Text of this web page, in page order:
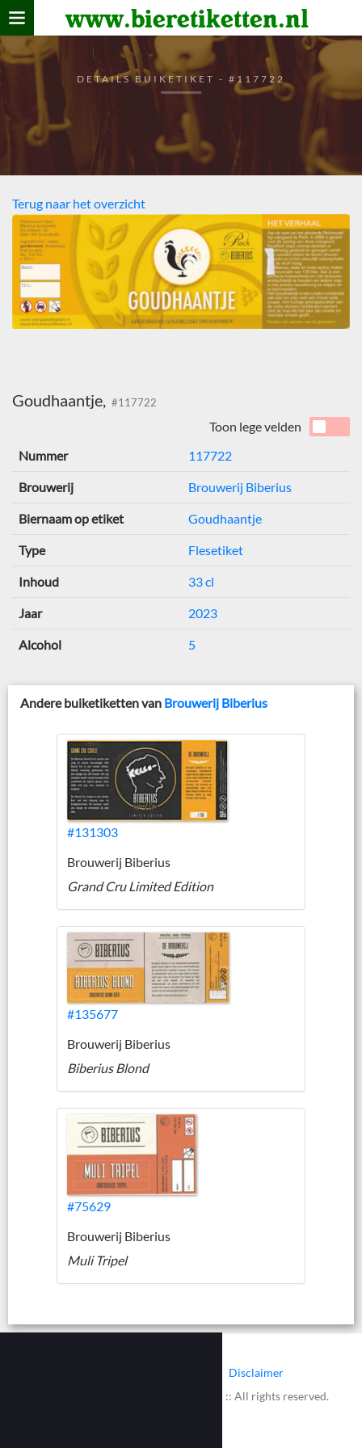
www.bieretiketten.nl
Home
verzamelen
De bierkaart
Bezoekers
DETAILS BUIKETIKET - #117722
Terug naar het overzicht
Goudhaantje, #117722
Toon lege velden
Nummer
117722
Brouwerij Brouwerij Biberius
Biernaam op etiket Goudhaantje
Type Flesetiket
Inhoud 33 cl
Jaar 2023
Alcohol 5
Andere buiketiketten van Brouwerij Biberius
#131303
Brouwerij Biberius
Grand Cru Limited Edition
#135677
Brouwerij Biberius
Biberius Blond
#75629
Brouwerij Biberius
Muli Tripel
Disclaimer
© 2002 - 2026 :: www.bieretiketten.nl :: All rights reserved.